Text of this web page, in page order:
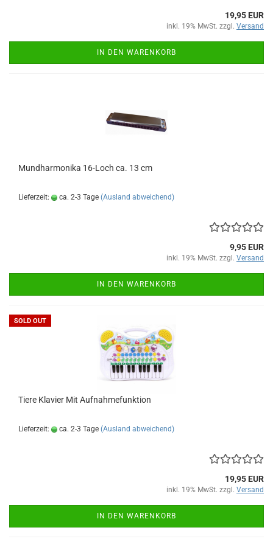
19,95 EUR
inkl. 19% MwSt. zzgl. Versand
IN DEN WARENKORB
Mund­har­mo­ni­ka 16-​Loch ca. 13 cm
Lieferzeit: ca. 2-3 Tage (Ausland abweichend)
9,95 EUR
inkl. 19% MwSt. zzgl. Versand
IN DEN WARENKORB
SOLD OUT
Tiere Kla­vier Mit Auf­nah­me­funk­ti­on
Lieferzeit: ca. 2-3 Tage (Ausland abweichend)
19,95 EUR
inkl. 19% MwSt. zzgl. Versand
IN DEN WARENKORB